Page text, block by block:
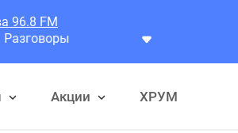
96.8 FM
Акции ХРУМ